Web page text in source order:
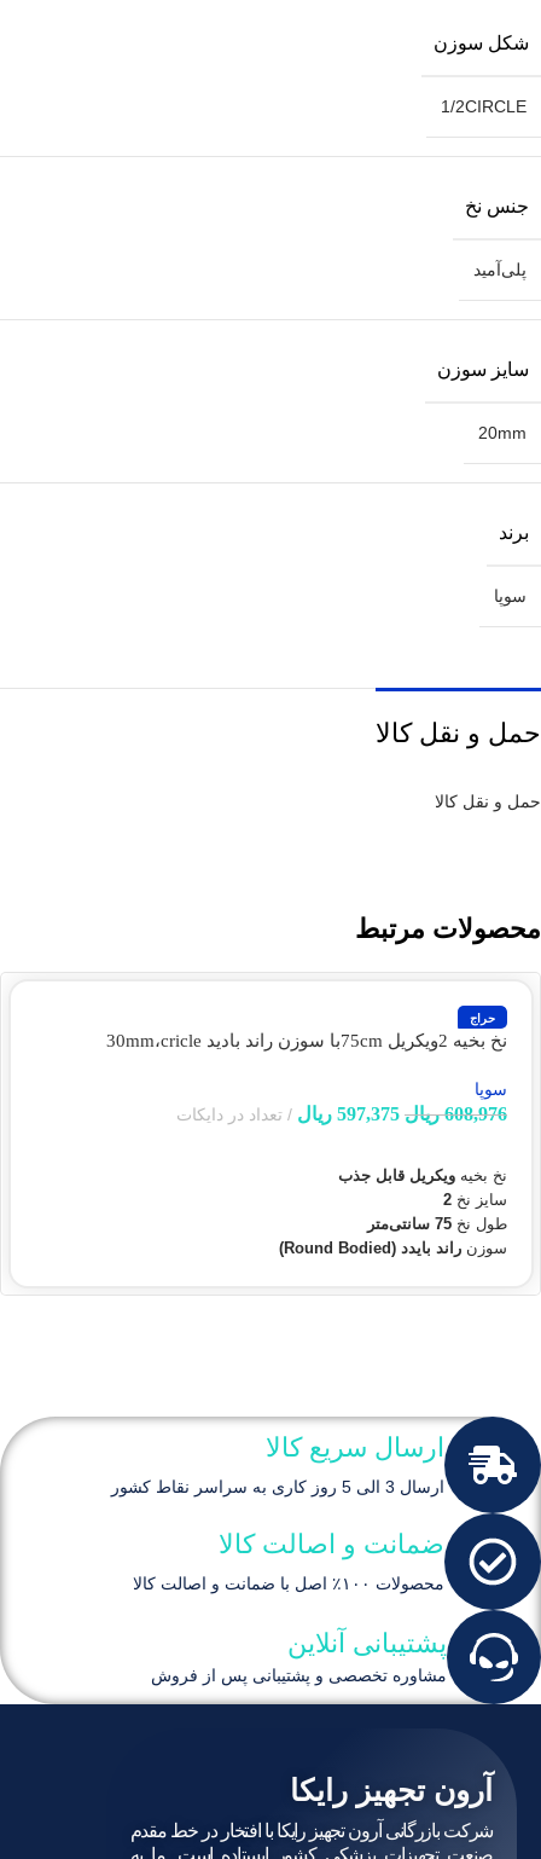
شکل سوزن
1/2CIRCLE
جنس نخ
پلی‌آمید
سایز سوزن
20mm
برند
سوپا
حمل و نقل کالا
حمل و نقل کالا
محصولات مرتبط
حراج
نخ بخیه 2ویکریل 75cmبا سوزن راند بادید 30mm،cricle
سوپا
608,976 ریال 597,375 ریال تعداد در دایکات
نخ بخیه ویکریل قابل جذب
سایز نخ 2
طول نخ 75 سانتی‌متر
سوزن راند بایدد (Round Bodied)
قوس سوزن1/2 دایره
ارسال سریع کالا
ارسال 3 الی 5 روز کاری به سراسر نقاط کشور
ضمانت و اصالت کالا
محصولات ۱۰۰٪ اصل با ضمانت و اصالت کالا
پشتیبانی آنلاین
مشاوره تخصصی و پشتیبانی پس از فروش
آرون تجهیز رایکا
شرکت بازرگانی آرون تجهیز رایکا با افتخار در خط مقدم
صنعت تجهیزات پزشکی کشور ایستاده است. ما به